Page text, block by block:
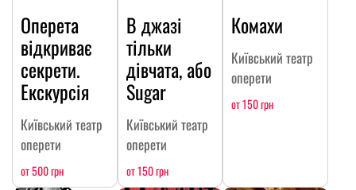
Оперета
відкриває
секрети.
Екскурсія
Київський театр
оперети
от 500 грн
В джазі
тільки
дівчата, або
Sugar
Київський театр
оперети
от 150 грн
Комахи
Київський театр
оперети
от 150 грн